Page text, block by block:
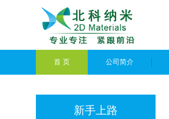
首 页 公司简介
新手上路